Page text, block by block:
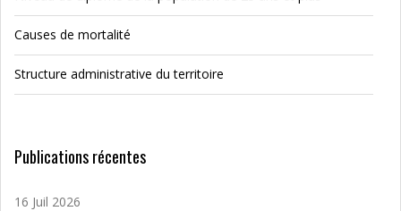
Causes de mortalité
Structure administrative du territoire
Publications récentes
16 Juil 2026